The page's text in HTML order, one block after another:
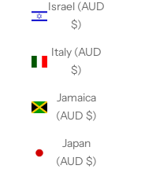
Israel (AUD
$)
Italy (AUD
$)
Jamaica
(AUD $)
Japan
(AUD $)